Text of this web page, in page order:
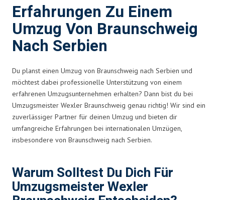
Erfahrungen Zu Einem
Umzug Von Braunschweig
Nach Serbien
Du planst einen Umzug von Braunschweig nach Serbien und
möchtest dabei professionelle Unterstützung von einem
erfahrenen Umzugsunternehmen erhalten? Dann bist du bei
Umzugsmeister Wexler Braunschweig genau richtig! Wir sind ein
zuverlässiger Partner für deinen Umzug und bieten dir
umfangreiche Erfahrungen bei internationalen Umzügen,
insbesondere von Braunschweig nach Serbien.
Warum Solltest Du Dich Für
Umzugsmeister Wexler